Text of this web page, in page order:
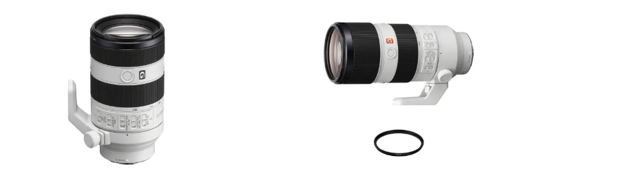
MENOR PREÇO
MAIOR PREÇO
A - Z